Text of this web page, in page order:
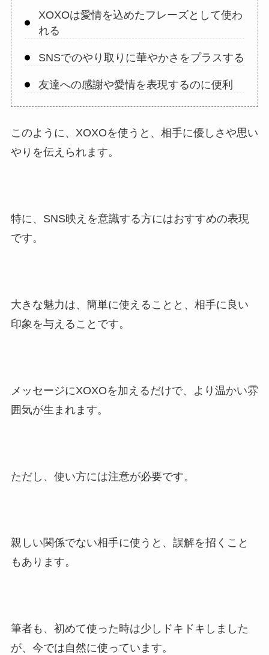
XOXOは愛情を込めたフレーズとして使わ
れる
SNSでのやり取りに華やかさをプラスする
友達への感謝や愛情を表現するのに便利
このように、XOXOを使うと、相手に優しさや思い
やりを伝えられます。
特に、SNS映えを意識する方にはおすすめの表現
です。
大きな魅力は、簡単に使えることと、相手に良い
印象を与えることです。
メッセージにXOXOを加えるだけで、より温かい雰
囲気が生まれます。
ただし、使い方には注意が必要です。
親しい関係でない相手に使うと、誤解を招くこと
もあります。
筆者も、初めて使った時は少しドキドキしました
が、今では自然に使っています。